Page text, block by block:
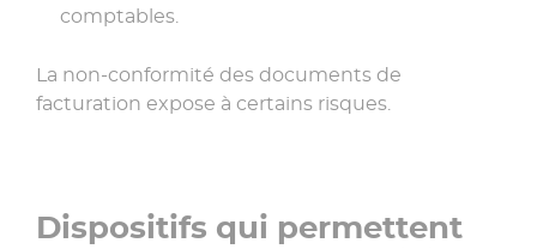
comptables.
La non-conformité des documents de
facturation expose à certains risques.
Dispositifs qui permettent